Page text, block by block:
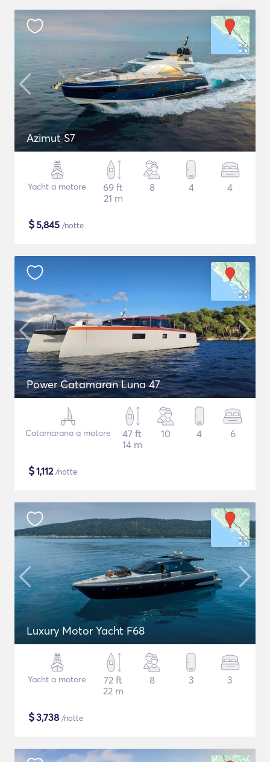
Azimut S7
Yacht a motore
69 ft
21 m
8 4 4
$5,845 /notte
Power Catamaran Luna 47
Catamarano a motore
47 ft
14 m
10 4 6
$1,112/notte
Luxury Motor Yacht F68
Yacht a motore
72 ft
22 m
8 3 3
$3,738 /notte